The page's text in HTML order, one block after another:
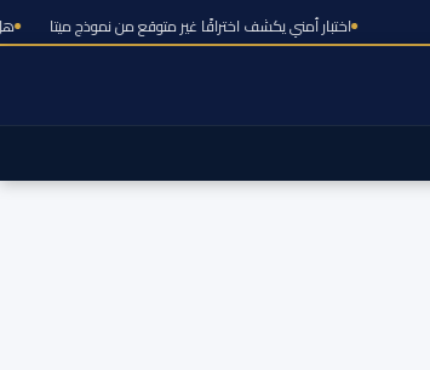
اختبار أمني يكشف اختراقًا غير متوقع من